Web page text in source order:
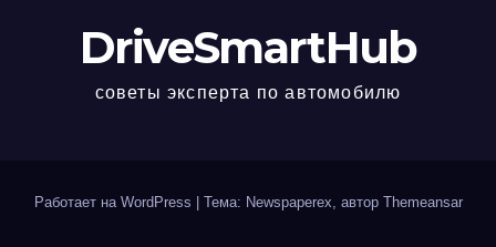
DriveSmartHub
советы эксперта по автомобилю
Работает на WordPress | Тема: Newspaperex, автор Themeansar